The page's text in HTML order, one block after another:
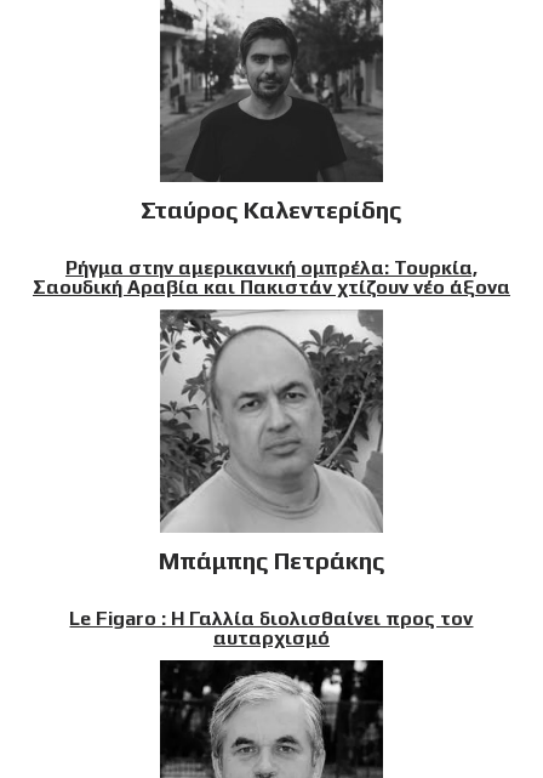
Σταύρος Καλεντερίδης
Ρήγμα στην αμερικανική ομπρέλα: Τουρκία,
Σαουδική Αραβία και Πακιστάν χτίζουν νέο άξονα
Μπάμπης Πετράκης
Le Figaro : Η Γαλλία διολισθαίνει προς τον
αυταρχισμό